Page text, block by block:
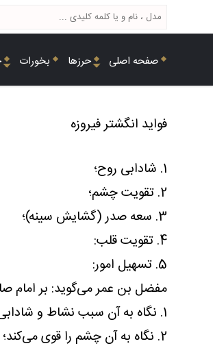
صفحه اصلی حرزها بخورات
فواید انگشتر فیروزه
1. شادابی روح؛
2. تقویت چشم؛
3. سعه صدر (گشایش سینه)؛
4. تقویت قلب:
5. تسهیل امور:
مفضل بن عمر می‌گوید: بر امام
1. نگاه به آن سبب نشاط و شادابی روح می‌شود؛
2. نگاه به آن چشم را قوی می‌کند؛